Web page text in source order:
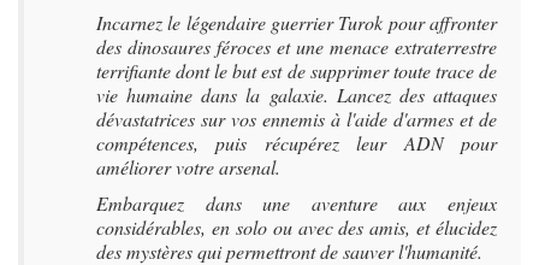
Incarnez le légendaire guerrier Turok pour affronter
des dinosaures féroces et une menace extraterrestre
terrifiante dont le but est de supprimer toute trace de
vie humaine dans la galaxie. Lancez des attaques
dévastatrices sur vos ennemis à l'aide d'armes et de
compétences, puis récupérez leur ADN pour
améliorer votre arsenal.
Embarquez dans une aventure aux enjeux
considérables, en solo ou avec des amis, et élucidez
des mystères qui permettront de sauver l'humanité.